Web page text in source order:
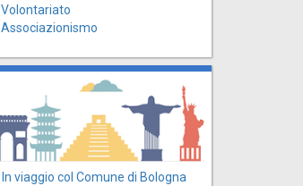
Volontariato
Associazionismo
In viaggio col Comune di Bologna